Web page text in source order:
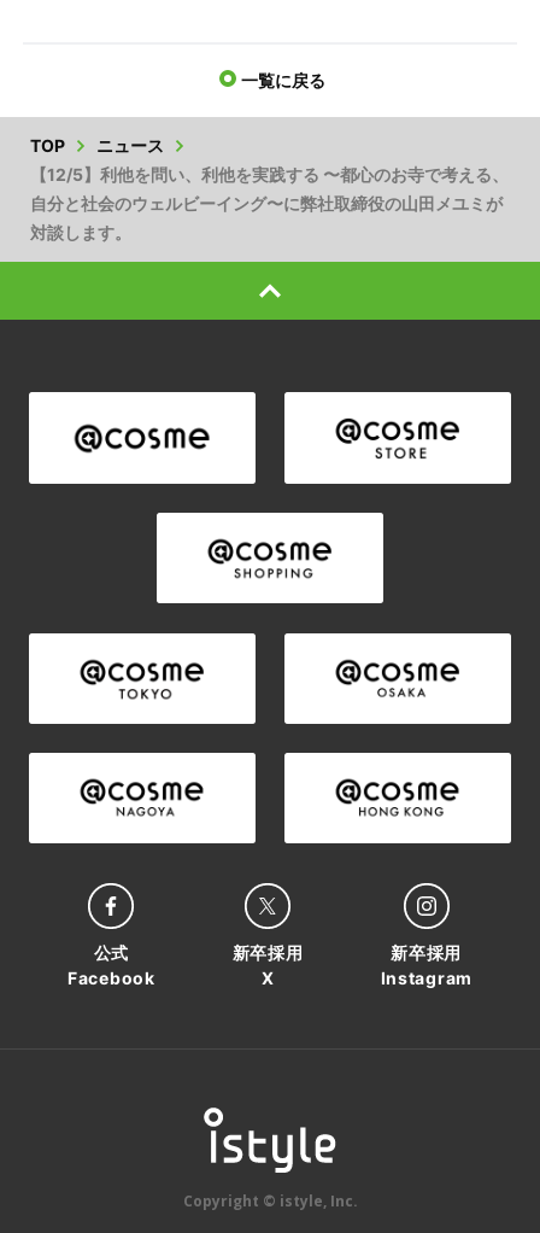
一覧に戻る
TOP
ニュース
【12/5】利他を問い、利他を実践する 〜都心のお寺で考える、
自分と社会のウェルビーイング〜に弊社取締役の山田メユミが
対談します。
公式
Facebook
新卒採用
X
新卒採用
Instagram
Copyright © istyle, Inc.